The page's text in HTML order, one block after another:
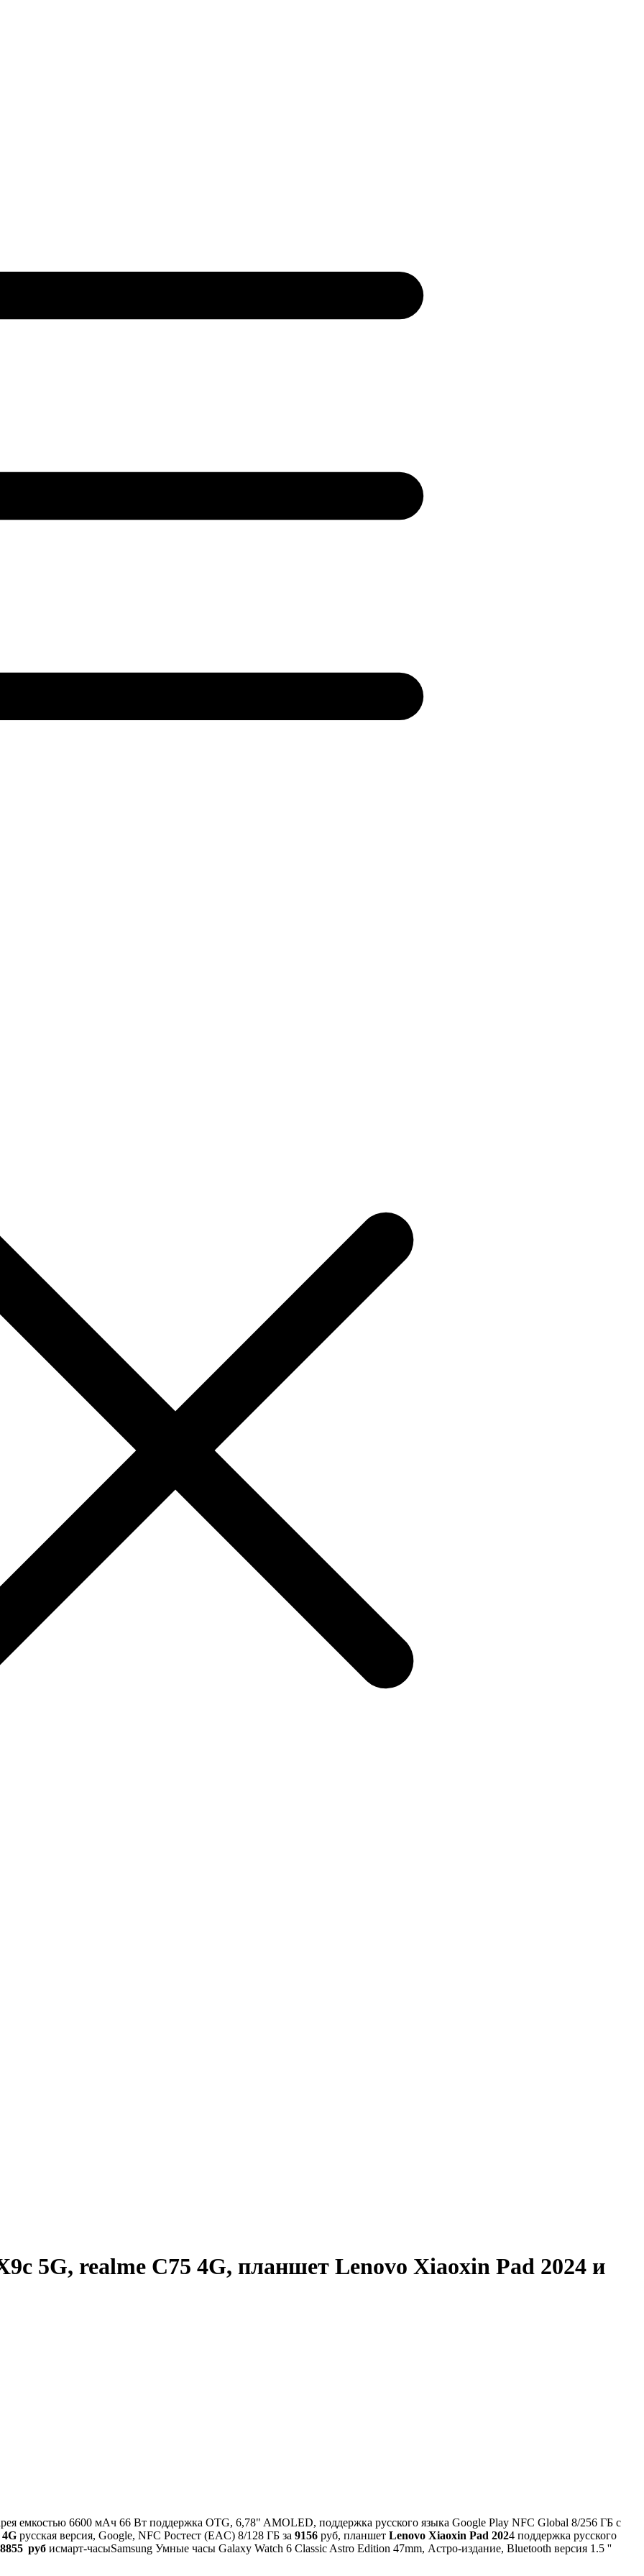
5G, realme C75 4G, планшет Lenovo Xiaoxin Pad 2024 и
емкостью 6600 мАч 66 Вт поддержка OTG, 6,78" AMOLED, поддержка русского языка Google Play NFC Global 8/256 ГБ с
4G русская версия, Google, NFC Ростест (EAC) 8/128 ГБ за 9156 руб, планшет Lenovo Xiaoxin Pad 2024 поддержка русского
8855 руб исмарт-часыSamsung Умные часы Galaxy Watch 6 Classic Astro Edition 47mm, Астро-издание, Bluetooth версия 1.5 ''